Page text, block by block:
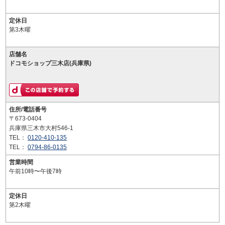
定休日
第3木曜
店舗名
ドコモショップ三木店(兵庫県)
住所/電話番号
〒673-0404
兵庫県三木市大村546-1
TEL： 0120-410-135
TEL： 0794-86-0135
営業時間
午前10時〜午後7時
定休日
第2木曜